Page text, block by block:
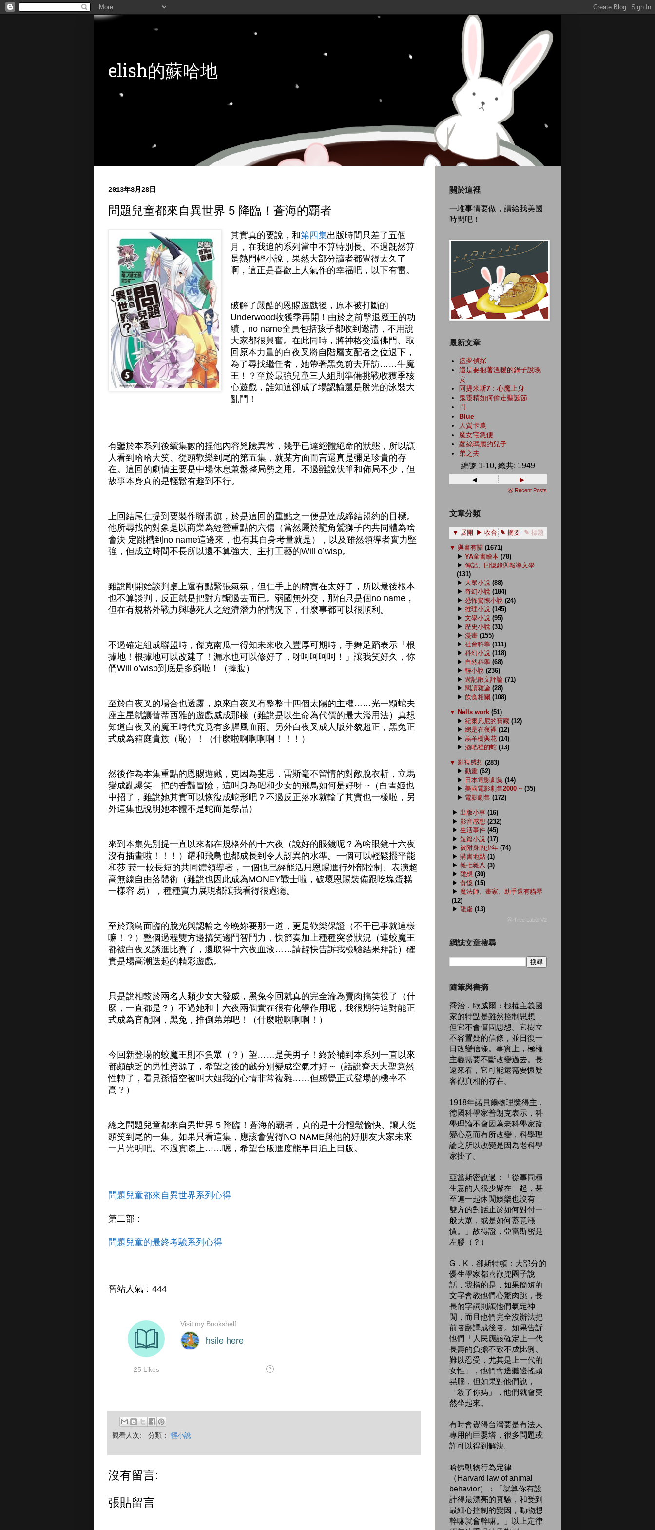
elish的蘇哈地
2013年8月28日
問題兒童都來自異世界 5 降臨！蒼海的覇者
其實真的要說，和第四集出版時間只差了五個
月，在我追的系列當中不算特別長。不過旣然算
是熱門輕小說，果然大部分讀者都覺得太久了
啊，這正是喜歡上人氣作的幸福吧，以下有雷。
破解了嚴酷的恩賜遊戲後，原本被打斷的
Underwood收獲季再開！由於之前擊退魔王的功
績，no name全員包括孩子都收到邀請，不用說
大家都很興奮。在此同時，將神格交還佛門、取
回原本力量的白夜叉將自階層支配者之位退下，
為了尋找繼任者，她帶著黑兔前去拜訪……牛魔
王！？至於最強兒童三人組則準備挑戰收獲季核
心遊戲，誰知這卻成了場認輸還是脫光的泳裝大
亂鬥！
有鑒於本系列後續集數的捏他內容兇險異常，幾乎已達絕體絕命的狀態，所以讓
人看到哈哈大笑、從頭歡樂到尾的第五集，就某方面而言還真是彌足珍貴的存
在。這回的劇情主要是中場休息兼盤整局勢之用。不過雖說伏筆和佈局不少，但
故事本身真的是輕鬆有趣到不行。
上回結尾仁提到要製作聯盟旗，於是這回的重點之一便是達成締結盟約的目標。
他所尋找的對象是以商業為經營重點的六傷（當然屬於龍角鷲獅子的共同體為啥
會決 定跳槽到no name這邊來，也有其自身考量就是），以及雖然領導者實力堅
強，但成立時間不長所以還不算強大、主打工藝的Will o’wisp。
雖說剛開始談判桌上還有點緊張氣氛，但仁手上的牌實在太好了，所以最後根本
也不算談判，反正就是把對方輾過去而已。弱國無外交，那怕只是個no name，
但在有規格外戰力與嚇死人之經濟潛力的情況下，什麼事都可以很順利。
不過確定組成聯盟時，傑克南瓜一得知未來收入豐厚可期時，手舞足蹈表示「根
據地！根據地可以改建了！漏水也可以修好了，呀呵呵呵呵！」讓我笑好久，你
們Will o’wisp到底是多窮啦！（捧腹）
至於白夜叉的場合也透露，原來白夜叉有整整十四個太陽的主權……光一顆蛇夫
座主星就讓蕾蒂西雅的遊戲威成那樣（雖說是以生命為代價的最大濫用法）真想
知道白夜叉的魔王時代究竟有多腥風血雨。另外白夜叉成人版外貌超正，黑兔正
式成為箱庭貴族（恥）！（什麼啦啊啊啊啊！！！）
然後作為本集重點的恩賜遊戲，更因為斐思．雷斯毫不留情的對敵脫衣斬，立馬
變成亂爆笑一把的香豔冒險，這叫身為昭和少女的飛鳥如何是好呀 ~（白雪姬也
中招了，雖說她其實可以恢復成蛇形吧？不過反正落水就輸了其實也一樣啦，另
外這集也說明她本體不是蛇而是祭品）
來到本集先別提一直以來都在規格外的十六夜（說好的眼鏡呢？為啥眼鏡十六夜
沒有插畫啦！！！）耀和飛鳥也都成長到令人訝異的水準。一個可以輕鬆擺平能
和莎 菈一較長短的共同體領導者，一個也已經能活用恩賜進行外部控制、表演超
高無線自由落體術（雖說也因此成為MONEY戰士啦，破壞恩賜裝備跟吃塊蛋糕
一樣容 易），種種實力展現都讓我看得很過癮。
至於飛鳥面臨的脫光與認輸之今晚妳要那一道，更是歡樂保證（不干已事就這樣
嘛！？）整個過程雙方邊搞笑邊鬥智鬥力，快節奏加上種種突發狀況（連蛟魔王
都被白夜叉誘進比賽了，還取得十六夜血液……請趕快告訴我檢驗結果拜託）確
實是場高潮迭起的精彩遊戲。
只是說相較於兩名人類少女大發威，黑兔今回就真的完全淪為賣肉搞笑役了（什
麼，一直都是？）不過她和十六夜兩個實在很有化學作用呢，我很期待這對能正
式成為官配啊，黑兔，推倒弟弟吧！（什麼啦啊啊啊！）
今回新登場的蛟魔王則不負眾（？）望……是美男子！終於補到本系列一直以來
都頗缺乏的男性資源了，希望之後的戲分別變成空氣才好 ~（話說齊天大聖竟然
性轉了，看見孫悟空被叫大姐我的心情非常複雜……但感覺正式登場的機率不
高？）
總之問題兒童都來自異世界 5 降臨！蒼海的覇者，真的是十分輕鬆愉快、讓人從
頭笑到尾的一集。如果只看這集，應該會覺得NO NAME與他的好朋友大家未來
一片光明吧。不過實際上……嗯，希望台版進度能早日追上日版。
問題兒童都來自異世界系列心得
第二部：
問題兒童的最終考驗系列心得
舊站人氣：444
觀看人次: 分類： 輕小說
沒有留言:
張貼留言
關於這裡
一堆事情要做，請給我美國
時間吧！
最新文章
盜夢偵探
還是要抱著溫暖的鍋子說晚
安
阿提米斯7：心魔上身
鬼靈精如何偷走聖誕節
門
Blue
人質卡農
魔女宅急便
蘿絲瑪麗的兒子
弟之夫
編號 1-10, 總共: 1949
◂ ▸
ⓦ Recent Posts
文章分類
▼ 展開 ▶ 收合 ✎ 摘要 ✎ 標題
▼ 與書有關 (1671)
▶ YA童書繪本 (78)
▶ 傳記、回憶錄與報導文學
(131)
▶ 大眾小說 (88)
▶ 奇幻小說 (184)
▶ 恐怖驚悚小說 (24)
▶ 推理小說 (145)
▶ 文學小說 (95)
▶ 歷史小說 (31)
▶ 漫畫 (155)
▶ 社會科學 (111)
▶ 科幻小說 (118)
▶ 自然科學 (68)
▶ 輕小說 (236)
▶ 遊記散文評論 (71)
▶ 閱讀雜論 (28)
▶ 飲食相關 (108)
▼ Nells work (51)
▶ 紀爾凡尼的寶藏 (12)
▶ 總是在夜裡 (12)
▶ 羔羊樹與花 (14)
▶ 酒吧裡的蛇 (13)
▼ 影視感想 (283)
▶ 動畫 (62)
▶ 日本電影劇集 (14)
▶ 美國電影劇集2000 ~ (35)
▶ 電影劇集 (172)
▶ 出版小事 (16)
▶ 影音感想 (232)
▶ 生活事件 (45)
▶ 短篇小說 (17)
▶ 被附身的少年 (74)
▶ 購書地點 (1)
▶ 雜七雜八 (3)
▶ 雜想 (30)
▶ 食憶 (15)
▶ 魔法師、畫家、助手還有貓琴
(12)
▶ 龍蛋 (13)
ⓦ Tree Label V2
網誌文章搜尋
隨筆與書摘
喬治．歐威爾：極權主義國
家的特點是雖然控制思想，
但它不會僵固思想。它樹立
不容置疑的信條，並日復一
日改變信條。事實上，極權
主義需要不斷改變過去。長
遠來看，它可能還需要懷疑
客觀真相的存在。
1918年諾貝爾物理獎得主，
德國科學家普朗克表示，科
學理論不會因為老科學家改
變心意而有所改變，科學理
論之所以改變是因為老科學
家掛了。
亞當斯密說過：「從事同種
生意的人很少聚在一起，甚
至連一起休閒娛樂也沒有，
雙方的對話止於如何對付一
般大眾，或是如何蓄意漲
價。」故得證，亞當斯密是
左膠（？）
G．K．卻斯特頓：大部分的
優生學家都喜歡兜圈子說
話，我指的是，如果簡短的
文字會教他們心驚肉跳，長
長的字詞則讓他們氣定神
閒，而且他們完全沒辦法把
前者翻譯成後者。如果告訴
他們「人民應該確定上一代
長壽的負擔不致不成比例、
難以忍受，尤其是上一代的
女性」，他們會邊聽邊搖頭
晃腦，但如果對他們說，
「殺了你媽」，他們就會突
然坐起來。
有時會覺得台灣要是有法人
專用的巨嬰塔，很多問題或
許可以得到解決。
哈佛動物行為定律
（Harvard law of animal
behavior）：「就算你有設
計得最漂亮的實驗，和受到
最細心控制的變因，動物想
幹嘛就會幹嘛。」以上定律